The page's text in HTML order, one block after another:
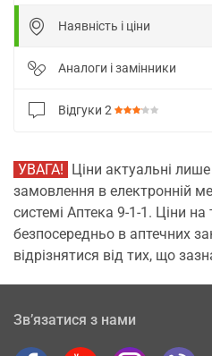
Наявність і ціни
Аналоги і замінники
Відгуки 2
УВАГА! Ціни актуальні
замовлення в електронній
системі Аптека 9-1-1. Ціни на
безпосередньо в аптечних
відрізнятися від тих, що
Зв’язатися з нами